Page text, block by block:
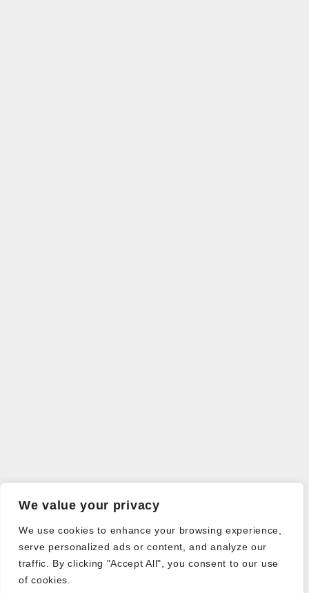
We value your privacy
We use cookies to enhance your browsing experience,
serve personalized ads or content, and analyze our
traffic. By clicking "Accept All", you consent to our use
of cookies.